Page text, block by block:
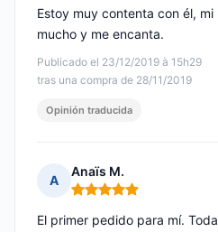
Publicado el 23/12/2019 à 15h29
tras una compra de 28/11/2019
Estoy muy contenta con él,
mucho y me encanta.
Opinión traducida
A
Anaïs M.
Nota: 5 de 5
El primer pedido para mí.